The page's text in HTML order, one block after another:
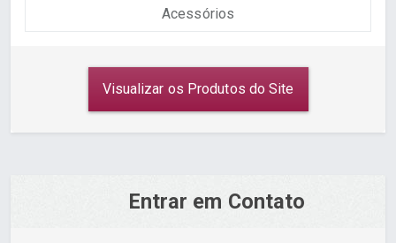
Acessórios
Visualizar os Produtos do Site
Entrar em Contato